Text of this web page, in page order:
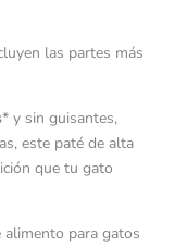
las partes más
* y sin guisantes,
este paté de alta
que tu gato
para gatos